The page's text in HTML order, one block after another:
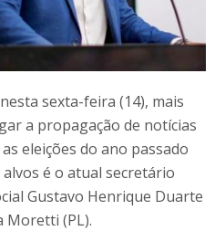
sexta-feira (14), mais
a propagação de notícias
eleições do ano passado
é o atual secretário
Gustavo Henrique Duarte
Moretti (PL).